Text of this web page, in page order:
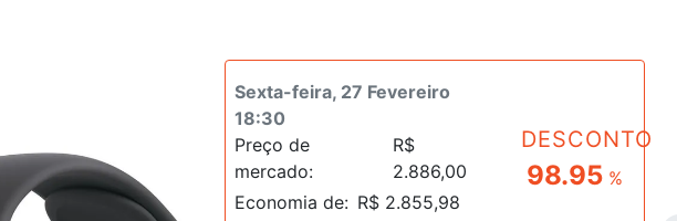
Sexta-feira, 27 Fevereiro
18:30
Preço de
mercado:
R$
2.886,00
Economia de: R$ 2.855,98
DESCONTO
98.95 %